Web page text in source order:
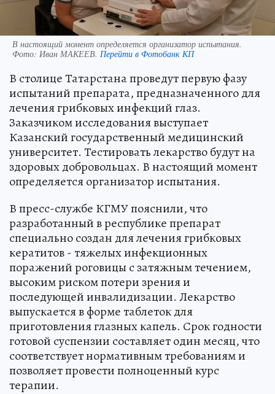
В настоящий момент определяется организатор испытания.
Фото: Иван МАКЕЕВ. Перейти в Фотобанк КП
В столице Татарстана проведут первую фазу
испытаний препарата, предназначенного для
лечения грибковых инфекций глаз.
Заказчиком исследования выступает
Казанский государственный медицинский
университет. Тестировать лекарство будут на
здоровых добровольцах. В настоящий момент
определяется организатор испытания.
В пресс-службе КГМУ пояснили, что
разработанный в республике препарат
специально создан для лечения грибковых
кератитов - тяжелых инфекционных
поражений роговицы с затяжным течением,
высоким риском потери зрения и
последующей инвалидизации. Лекарство
выпускается в форме таблеток для
приготовления глазных капель. Срок годности
готовой суспензии составляет один месяц, что
соответствует нормативным требованиям и
позволяет провести полноценный курс
терапии.